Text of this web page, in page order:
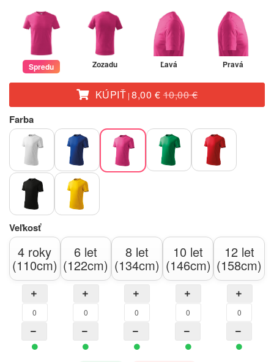
Spredu Zozadu Ľavá Pravá
KÚPIŤ |8,00 €10,00 €
Farba
Veľkosť
4 roky
(110cm)
6 let
(122cm)
8 let
(134cm)
10 let
(146cm)
12 let
(158cm)